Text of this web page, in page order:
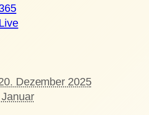
Dezember 2025